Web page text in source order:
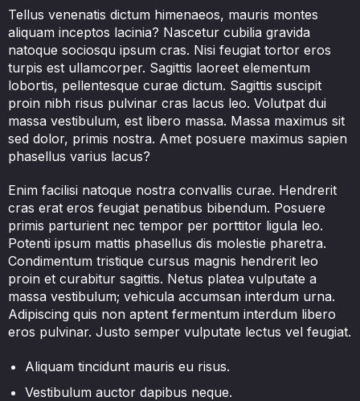
Tellus venenatis dictum himenaeos, mauris montes
aliquam inceptos lacinia? Nascetur cubilia gravida
natoque sociosqu ipsum cras. Nisi feugiat tortor eros
turpis est ullamcorper. Sagittis laoreet elementum
lobortis, pellentesque curae dictum. Sagittis suscipit
proin nibh risus pulvinar cras lacus leo. Volutpat dui
massa vestibulum, est libero massa. Massa maximus sit
sed dolor, primis nostra. Amet posuere maximus sapien
phasellus varius lacus?
Enim facilisi natoque nostra convallis curae. Hendrerit
cras erat eros feugiat penatibus bibendum. Posuere
primis parturient nec tempor per porttitor ligula leo.
Potenti ipsum mattis phasellus dis molestie pharetra.
Condimentum tristique cursus magnis hendrerit leo
proin et curabitur sagittis. Netus platea vulputate a
massa vestibulum; vehicula accumsan interdum urna.
Adipiscing quis non aptent fermentum interdum libero
eros pulvinar. Justo semper vulputate lectus vel feugiat.
Aliquam tincidunt mauris eu risus.
Vestibulum auctor dapibus neque.